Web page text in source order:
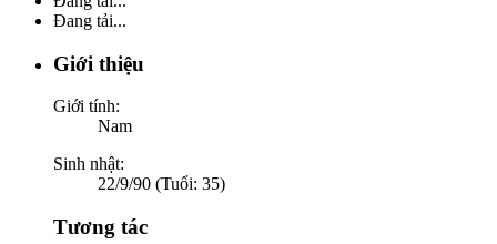
Đang tải...
Giới thiệu
Giới tính:
Nam
Sinh nhật:
22/9/90 (Tuổi: 35)
Tương tác